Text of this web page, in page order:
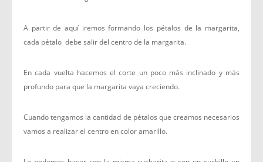
A partir de aquí iremos formando los pétalos de la margarita,
cada pétalo debe salir del centro de la margarita.
En cada vuelta hacemos el corte un poco más inclinado y más
profundo para que la margarita vaya creciendo.
Cuando tengamos la cantidad de pétalos que creamos necesarios
vamos a realizar el centro en color amarillo.